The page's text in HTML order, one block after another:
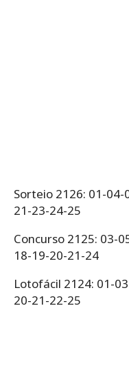
Sorteio 2126: 01-
21-23-24-25
Concurso 2125: 03-
18-19-20-21-24
Lotofácil 2124: 01-
20-21-22-25